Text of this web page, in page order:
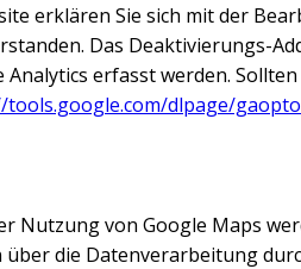
erklären Sie sich mit der
Das Deaktivierungs-
erfasst werden.
dlpage/
Nutzung von Google Maps
die Datenverarbeitung